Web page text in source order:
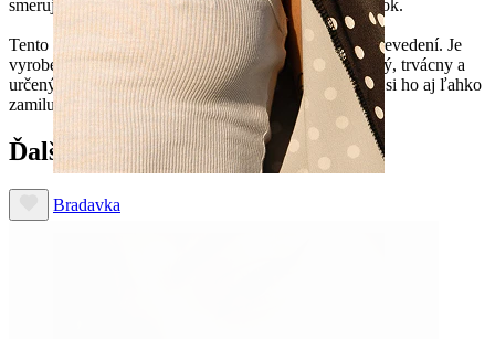
Bradavka
smeruje dopredu, čím vytvára elegantný a nápaditý look.
Tento krúžok je k dispozícii v zlatom a striebornom prevedení. Je
vyrobený z titánu, takže je hypoalergénny, vodoodolný, trvácny a
určený na každodenné nosenie. Ľahko sa nosí a preto si ho aj ľahko
zamilujete.
Ďalší zákazníci si kúpili